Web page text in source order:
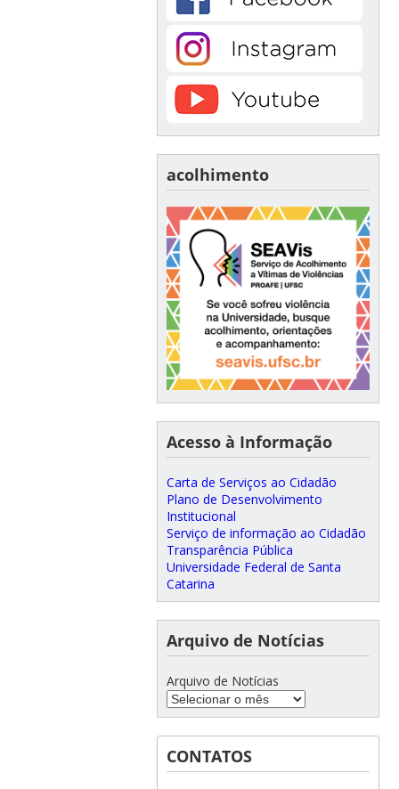
acolhimento
Acesso à Informação
Carta de Serviços ao Cidadão
Plano de Desenvolvimento
Institucional
Serviço de informação ao Cidadão
Transparência Pública
Universidade Federal de Santa
Catarina
Arquivo de Notícias
Arquivo de Notícias
CONTATOS